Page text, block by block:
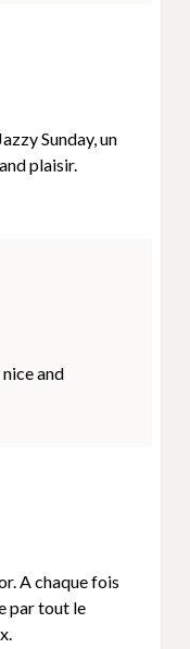
Sunday, un
plaisir.
and
A chaque fois
par tout le